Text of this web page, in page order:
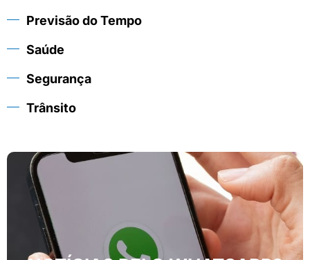
Previsão do Tempo
Saúde
Segurança
Trânsito